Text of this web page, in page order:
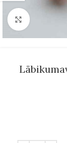
Suurenda